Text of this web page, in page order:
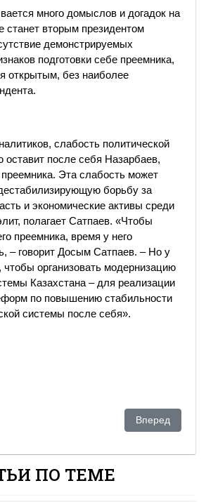
много домыслов и догадок на
станет вторым президентом
демонстрируемых
подготовки себе преемника,
открытым, без наиболее
слабость политической
оставит после себя Назарбаев,
Эта слабость может
борьбу за
и экономические активы среди
полагает Сатпаев. «Чтобы
преемника, время у него
– говорит Досым Сатпаев. – Но у
чтобы организовать модернизацию
Казахстана – для реализации
по повышению стабильности
системы после себя».
свое отработало"Следующий:
Вперед
ПО ТЕМЕ